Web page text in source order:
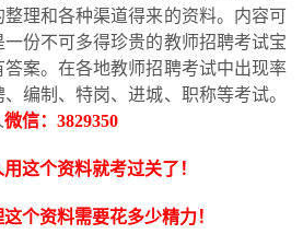
理和各种渠道得来的资料。内容可
份不可多得珍贵的教师招聘考试宝
案。在各地教师招聘考试中出现率
编制、特岗、进城、职称等考试。
微信： 3829350
这个资料就考过关了！
个资料需要花多少精力！